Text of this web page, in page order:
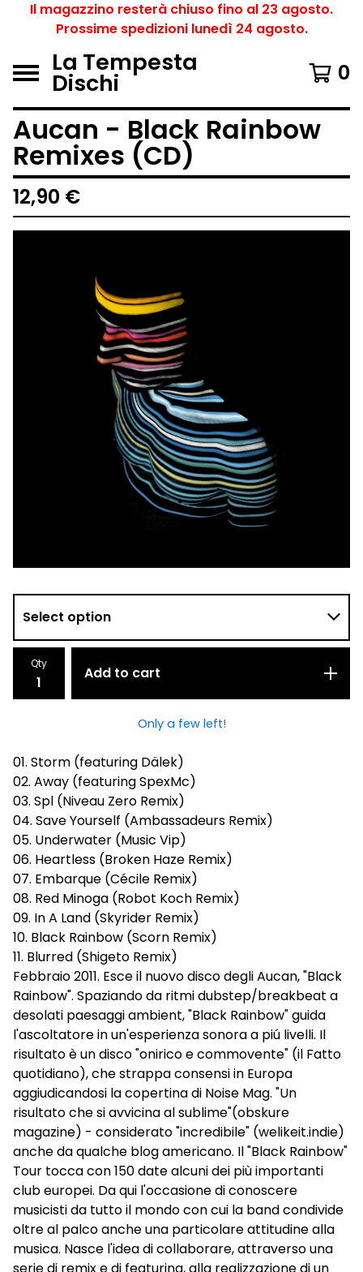
Il magazzino resterà chiuso fino al 23 agosto.
Prossime spedizioni lunedì 24 agosto.
La Tempesta
Dischi 0
Aucan - Black Rainbow
Remixes (CD)
12,90 €
Qty
Add to cart
Only a few left!
01. Storm (featuring Dälek)
02. Away (featuring SpexMc)
03. Spl (Niveau Zero Remix)
04. Save Yourself (Ambassadeurs Remix)
05. Underwater (Music Vip)
06. Heartless (Broken Haze Remix)
07. Embarque (Cécile Remix)
08. Red Minoga (Robot Koch Remix)
09. In A Land (Skyrider Remix)
10. Black Rainbow (Scorn Remix)
11. Blurred (Shigeto Remix)
Febbraio 2011. Esce il nuovo disco degli Aucan, "Black
Rainbow". Spaziando da ritmi dubstep/breakbeat a
desolati paesaggi ambient, "Black Rainbow" guida
l'ascoltatore in un'esperienza sonora a piú livelli. Il
risultato è un disco "onirico e commovente" (il Fatto
quotidiano), che strappa consensi in Europa
aggiudicandosi la copertina di Noise Mag. "Un
risultato che si avvicina al sublime"(obskure
magazine) - considerato "incredibile" (welikeit.indie)
anche da qualche blog americano. Il "Black Rainbow"
Tour tocca con 150 date alcuni dei più importanti
club europei. Da qui l'occasione di conoscere
musicisti da tutto il mondo con cui la band condivide
oltre al palco anche una particolare attitudine alla
musica. Nasce l'idea di collaborare, attraverso una